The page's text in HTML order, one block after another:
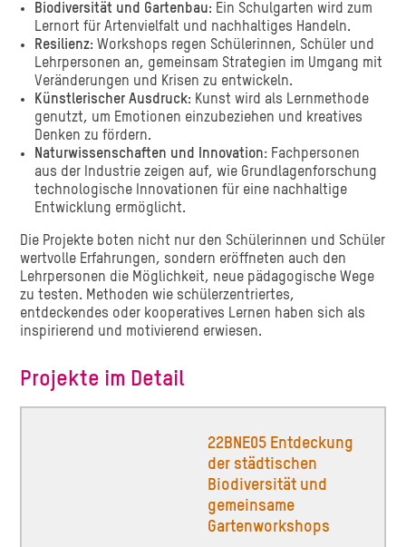
Biodiversität und Gartenbau: Ein Schulgarten wird zum
Lernort für Artenvielfalt und nachhaltiges Handeln.
Resilienz: Workshops regen Schülerinnen, Schüler und
Lehrpersonen an, gemeinsam Strategien im Umgang mit
Veränderungen und Krisen zu entwickeln.
Künstlerischer Ausdruck: Kunst wird als Lernmethode
genutzt, um Emotionen einzubeziehen und kreatives
Denken zu fördern.
Naturwissenschaften und Innovation: Fachpersonen
aus der Industrie zeigen auf, wie Grundlagenforschung
technologische Innovationen für eine nachhaltige
Entwicklung ermöglicht.
Die Projekte boten nicht nur den Schülerinnen und Schüler
wertvolle Erfahrungen, sondern eröffneten auch den
Lehrpersonen die Möglichkeit, neue pädagogische Wege
zu testen. Methoden wie schülerzentriertes,
entdeckendes oder kooperatives Lernen haben sich als
inspirierend und motivierend erwiesen.
Projekte im Detail
22BNE05 Entdeckung
der städtischen
Biodiversität und
gemeinsame
Gartenworkshops